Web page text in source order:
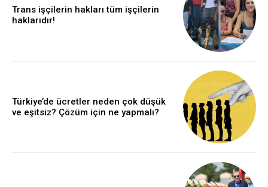
Trans işçilerin hakları tüm işçilerin
haklarıdır!
Türkiye’de ücretler neden çok düşük
ve eşitsiz? Çözüm için ne yapmalı?